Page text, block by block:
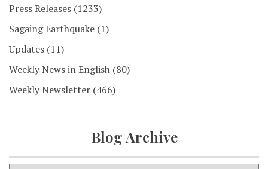
Press Releases (1233)
Sagaing Earthquake (1)
Updates (11)
Weekly News in English (80)
Weekly Newsletter (466)
Blog Archive